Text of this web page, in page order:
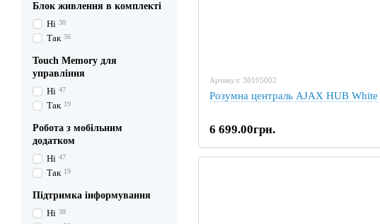
Артикул: 30105002
Розумна централь AJAX HUB White
6 699.00грн.
Блок живлення в комплекті
Ні 30
Так 36
Touch Memory для
управління
Ні 47
Так 19
Робота з мобільним
додатком
Ні 47
Так 19
Підтримка інформування
Ні 38